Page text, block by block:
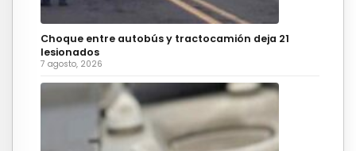
Choque entre autobús y tractocamión deja 21
lesionados
7 agosto, 2026